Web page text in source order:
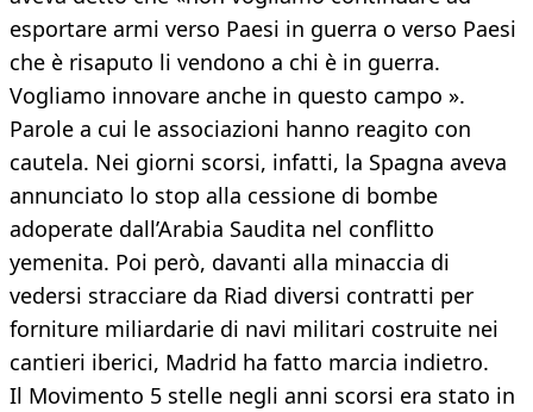
esportare armi verso Paesi in guerra o verso Paesi
che è risaputo li vendono a chi è in guerra.
Vogliamo innovare anche in questo campo ».
Parole a cui le associazioni hanno reagito con
cautela. Nei giorni scorsi, infatti, la Spagna aveva
annunciato lo stop alla cessione di bombe
adoperate dall’Arabia Saudita nel conflitto
yemenita. Poi però, davanti alla minaccia di
vedersi stracciare da Riad diversi contratti per
forniture miliardarie di navi militari costruite nei
cantieri iberici, Madrid ha fatto marcia indietro.
Il Movimento 5 stelle negli anni scorsi era stato in